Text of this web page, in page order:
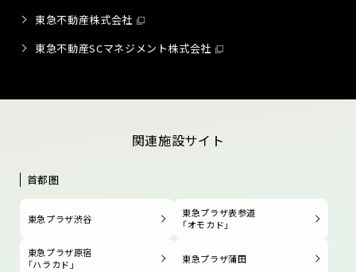
東急不動産株式会社
東急不動産SCマネジメント株式会社
関連施設サイト
首都圏
東急プラザ渋谷
東急プラザ表参道
「オモカド」
東急プラザ原宿
「ハラカド」
東急プラザ蒲田